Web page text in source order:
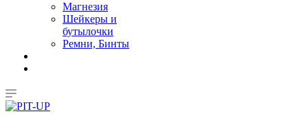
Магнезия
Шейкеры и
бутылочки
Ремни, Бинты